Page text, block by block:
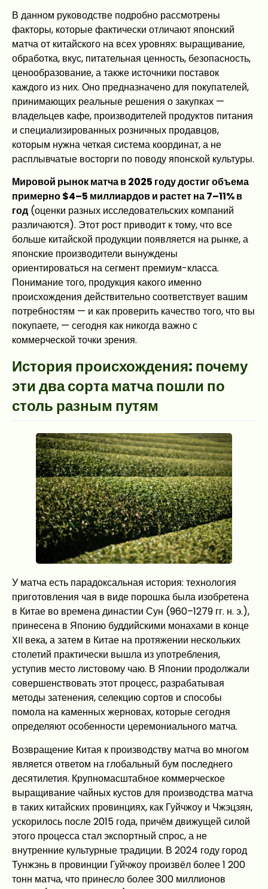
В данном руководстве подробно рассмотрены
факторы, которые фактически отличают японский
матча от китайского на всех уровнях: выращивание,
обработка, вкус, питательная ценность, безопасность,
ценообразование, а также источники поставок
каждого из них. Оно предназначено для покупателей,
принимающих реальные решения о закупках —
владельцев кафе, производителей продуктов питания
и специализированных розничных продавцов,
которым нужна четкая система координат, а не
расплывчатые восторги по поводу японской культуры.
Мировой рынок матча в 2025 году достиг объема
примерно $4–5 миллиардов и растет на 7–11% в
год (оценки разных исследовательских компаний
различаются). Этот рост приводит к тому, что все
больше китайской продукции появляется на рынке, а
японские производители вынуждены
ориентироваться на сегмент премиум-класса.
Понимание того, продукция какого именно
происхождения действительно соответствует вашим
потребностям — и как проверить качество того, что вы
покупаете, — сегодня как никогда важно с
коммерческой точки зрения.
История происхождения: почему
эти два сорта матча пошли по
столь разным путям
У матча есть парадоксальная история: технология
приготовления чая в виде порошка была изобретена
в Китае во времена династии Сун (960–1279 гг. н. э.),
принесена в Японию буддийскими монахами в конце
XII века, а затем в Китае на протяжении нескольких
столетий практически вышла из употребления,
уступив место листовому чаю. В Японии продолжали
совершенствовать этот процесс, разрабатывая
методы затенения, селекцию сортов и способы
помола на каменных жерновах, которые сегодня
определяют особенности церемониального матча.
Возвращение Китая к производству матча во многом
является ответом на глобальный бум последнего
десятилетия. Крупномасштабное коммерческое
выращивание чайных кустов для производства матча
в таких китайских провинциях, как Гуйчжоу и Чжэцзян,
ускорилось после 2015 года, причём движущей силой
этого процесса стал экспортный спрос, а не
внутренние культурные традиции. В 2024 году город
Тунжэнь в провинции Гуйчжоу произвёл более 1 200
тонн матча, что принесло более 300 миллионов